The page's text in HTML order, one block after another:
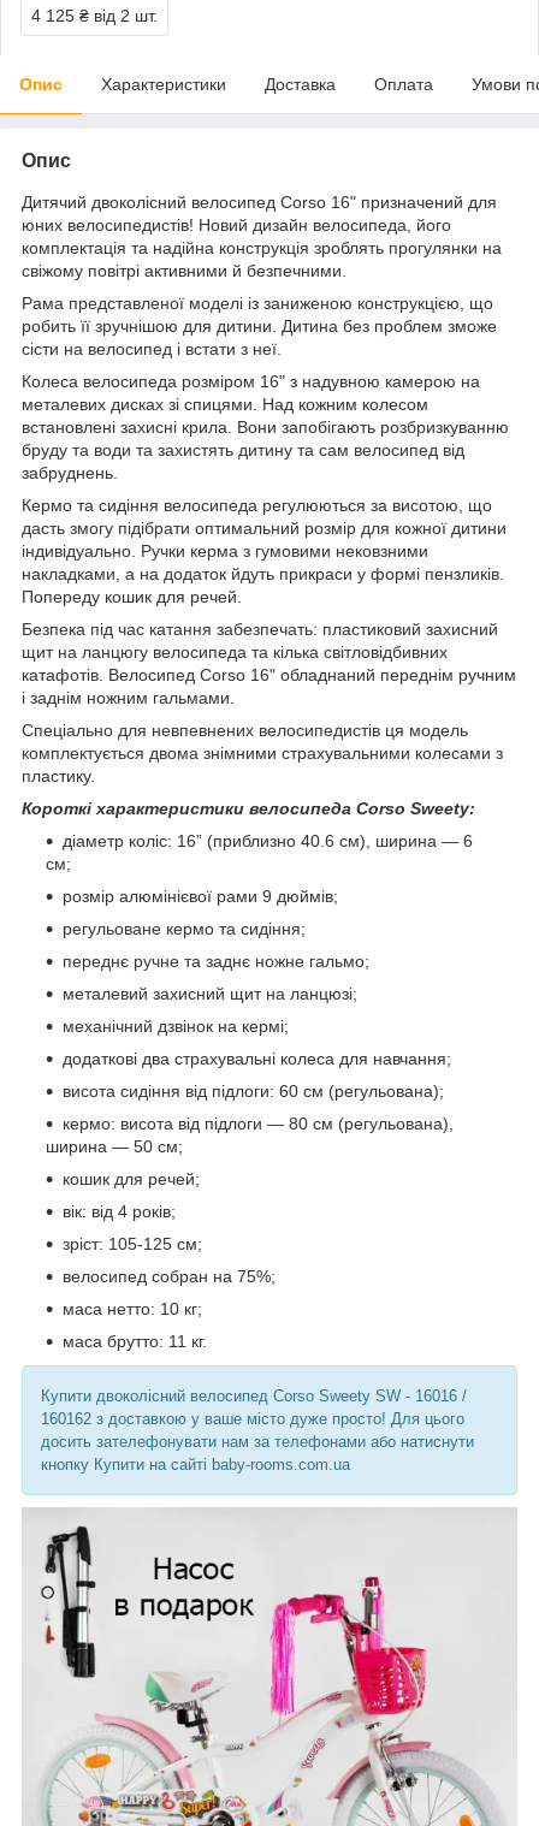
4 125 ₴ від 2 шт.
Опис Характеристики Доставка Оплата Умови
Опис
Дитячий двоколісний велосипед Corso 16" призначений для
юних велосипедистів! Новий дизайн велосипеда, його
комплектація та надійна конструкція зроблять прогулянки на
свіжому повітрі активними й безпечними.
Рама представленої моделі із заниженою конструкцією, що
робить її зручнішою для дитини. Дитина без проблем зможе
сісти на велосипед і встати з неї.
Колеса велосипеда розміром 16" з надувною камерою на
металевих дисках зі спицями. Над кожним колесом
встановлені захисні крила. Вони запобігають розбризкуванню
бруду та води та захистять дитину та сам велосипед від
забруднень.
Кермо та сидіння велосипеда регулюються за висотою, що
дасть змогу підібрати оптимальний розмір для кожної дитини
індивідуально. Ручки керма з гумовими нековзними
накладками, а на додаток йдуть прикраси у формі пензликів.
Попереду кошик для речей.
Безпека під час катання забезпечать: пластиковий захисний
щит на ланцюгу велосипеда та кілька світловідбивних
катафотів. Велосипед Corso 16" обладнаний переднім ручним
і заднім ножним гальмами.
Спеціально для невпевнених велосипедистів ця модель
комплектується двома знімними страхувальними колесами з
пластику.
Короткі характеристики велосипеда Corso Sweety:
діаметр коліс: 16” (приблизно 40.6 см), ширина — 6
см;
розмір алюмінієвої рами 9 дюймів;
регульоване кермо та сидіння;
переднє ручне та заднє ножне гальмо;
металевий захисний щит на ланцюзі;
механічний дзвінок на кермі;
додаткові два страхувальні колеса для навчання;
висота сидіння від підлоги: 60 см (регульована);
кермо: висота від підлоги — 80 см (регульована),
ширина — 50 см;
кошик для речей;
вік: від 4 років;
зріст: 105-125 см;
велосипед собран на 75%;
маса нетто: 10 кг;
маса брутто: 11 кг.
Купити двоколісний велосипед Corso Sweety SW - 16016 /
160162 з доставкою у ваше місто дуже просто! Для цього
досить зателефонувати нам за телефонами або натиснути
кнопку Купити на сайті baby-rooms.com.ua